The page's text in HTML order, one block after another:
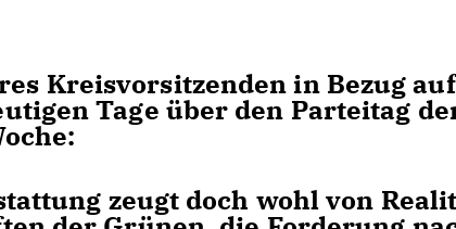
Kreisvorsitzenden in Bezug
Tage über den Parteitag
zeugt doch wohl von